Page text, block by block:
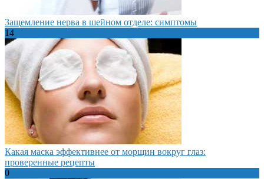
Защемление нерва в шейном отделе: симптомы
14
Какая маска эффективнее от морщин вокруг глаз:
проверенные рецепты
0